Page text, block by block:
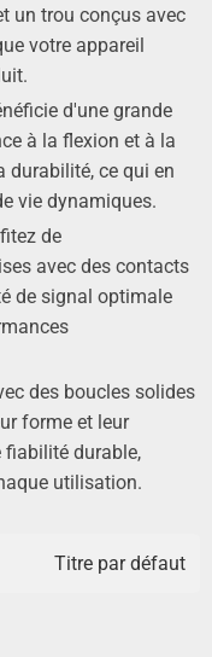
un trou conçus avec
votre appareil
d'une grande
à la flexion et à la
ce qui en
vie dynamiques.
de
avec des contacts
de signal optimale
des boucles solides
forme et leur
durable,
utilisation.
Titre par défaut